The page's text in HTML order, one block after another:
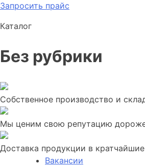
Запросить прайс
Каталог
Без рубрики
Собственное производство и
Мы ценим свою репутацию
Доставка продукции в
Вакансии